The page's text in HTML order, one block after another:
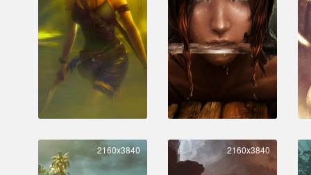
2160x3840 2160x3840